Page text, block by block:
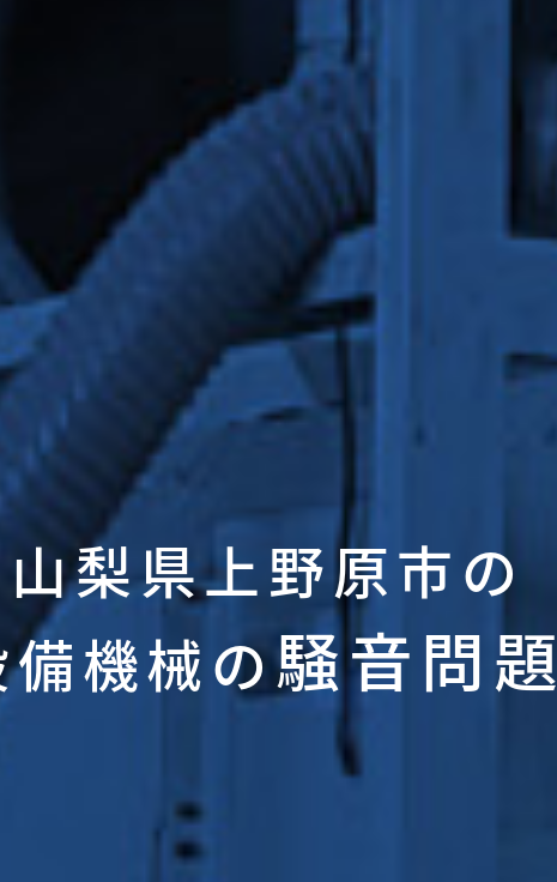
山梨県上野原市の
機械の騒音問題